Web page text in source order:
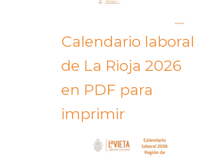
Calendario laboral
de La Rioja 2026
en PDF para
imprimir​